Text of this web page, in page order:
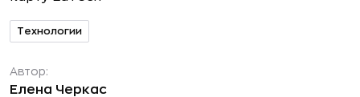
Технологии
Автор:
Елена Черкас